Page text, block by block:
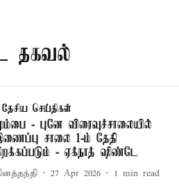
தகவல்
தேசிய செய்திகள்
- புனே விரைவுச்சாலையில்
சாலை 1-ம் தேதி
- ஏக்நாத் ஷிண்டே
27 Apr 2026 1 min read